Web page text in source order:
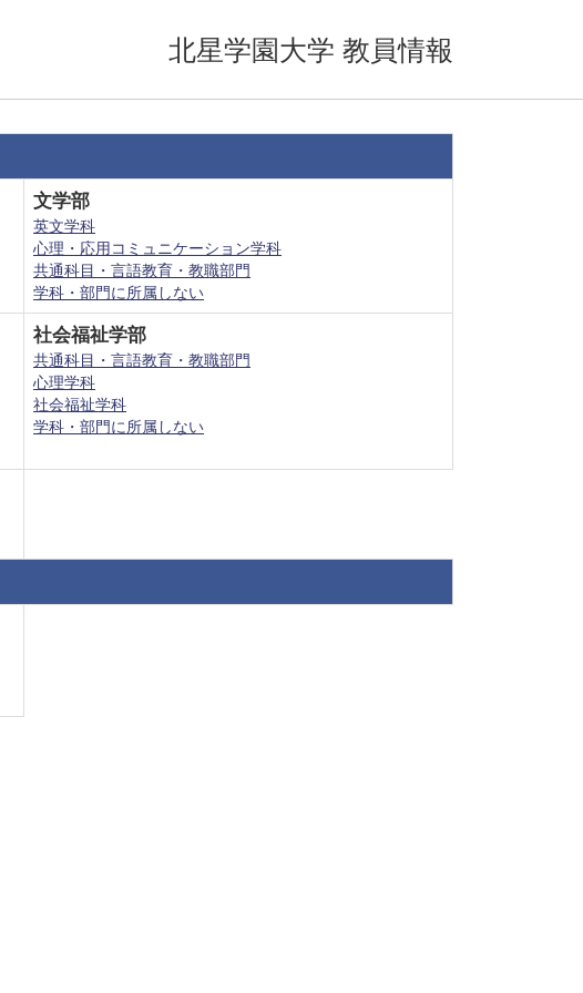
北星学園大学 教員情報
文学部
英文学科
心理・応用コミュニケーション学科
共通科目・言語教育・教職部門
学科・部門に所属しない
社会福祉学部
共通科目・言語教育・教職部門
心理学科
社会福祉学科
学科・部門に所属しない